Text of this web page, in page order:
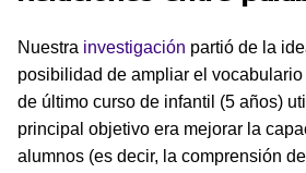
Nuestra investigación partió de la
posibilidad de ampliar el
de último curso de infantil (5 años)
principal objetivo era mejorar la
alumnos (es decir, la comprensión